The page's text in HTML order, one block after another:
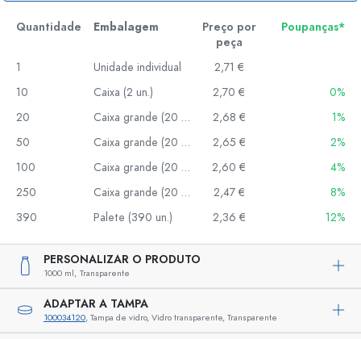
Quantidade Embalagem
Preço por
peça
Poupanças*
1 Unidade individual
2,71 €
10
Caixa (2 un.) 2,70 €
0%
20
Caixa grande (20 un.) 2,68 €
1%
50
Caixa grande (20 un.) 2,65 €
2%
100
Caixa grande (20 un.) 2,60 €
4%
250
Caixa grande (20 un.) 2,47 €
8%
390
Palete (390 un.) 2,36 € 12%
PERSONALIZAR O PRODUTO
1000 ml, Transparente
ADAPTAR A TAMPA
100034120, Tampa de vidro, Vidro transparente, Transparente